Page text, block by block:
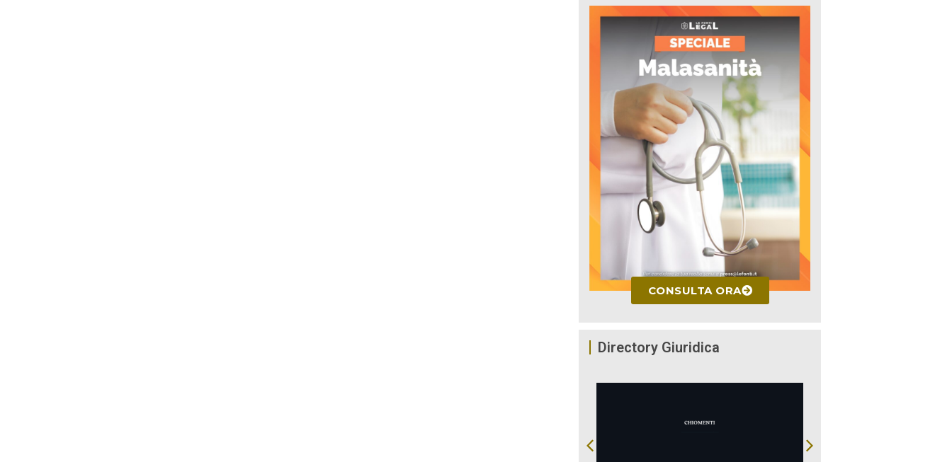
CONSULTA ORA
Directory Giuridica